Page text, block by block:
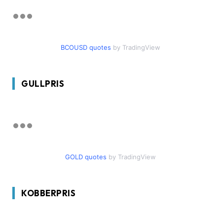
BCOUSD quotes by TradingView
GULLPRIS
GOLD quotes by TradingView
KOBBERPRIS